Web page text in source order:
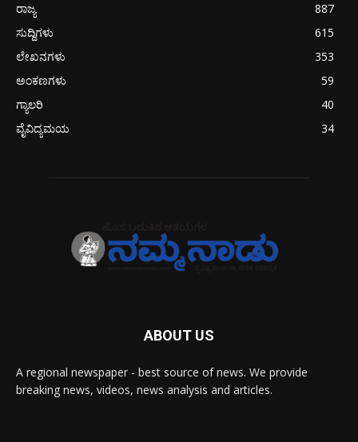
ರಾಜ್ಯ
887
ಸುದ್ದಿಗಳು
615
ಲೇಖನಗಳು
353
ಅಂಕಣಗಳು
59
ಗ್ಯಾಲರಿ
40
ವೈವಿದ್ಯಮಯ
34
ABOUT US
A regional newspaper - best source of news. We provide
breaking news, videos, news analysis and articles.